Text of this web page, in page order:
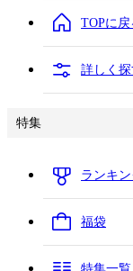
TOPに戻
詳しく探
特集
ランキ
福袋